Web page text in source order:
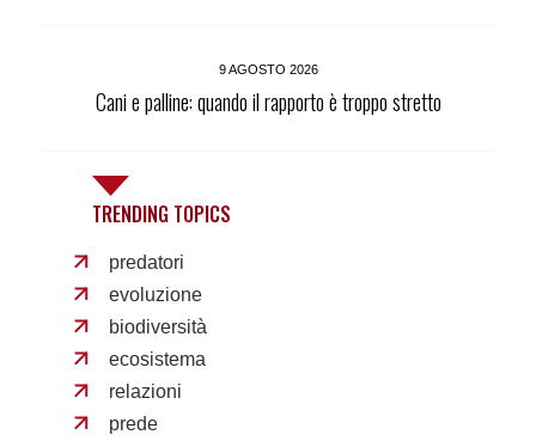
9 AGOSTO 2026
Cani e palline: quando il rapporto è troppo stretto
TRENDING TOPICS
predatori
evoluzione
biodiversità
ecosistema
relazioni
prede